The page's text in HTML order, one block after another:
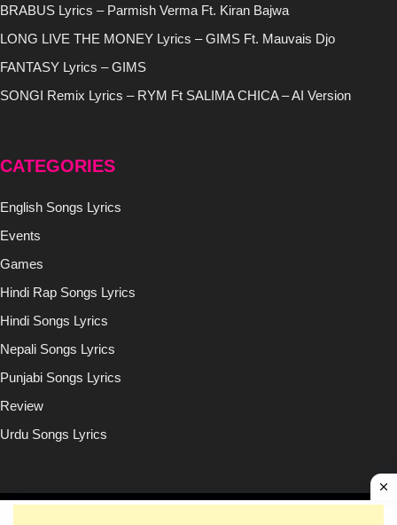
BRABUS Lyrics – Parmish Verma Ft. Kiran Bajwa
LONG LIVE THE MONEY Lyrics – GIMS Ft. Mauvais Djo
FANTASY Lyrics – GIMS
SONGI Remix Lyrics – RYM Ft SALIMA CHICA – AI Version
CATEGORIES
English Songs Lyrics
Events
Games
Hindi Rap Songs Lyrics
Hindi Songs Lyrics
Nepali Songs Lyrics
Punjabi Songs Lyrics
Review
Urdu Songs Lyrics